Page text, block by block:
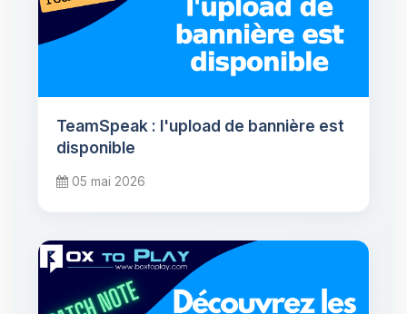
TeamSpeak : l'upload de bannière est
disponible
05 mai 2026